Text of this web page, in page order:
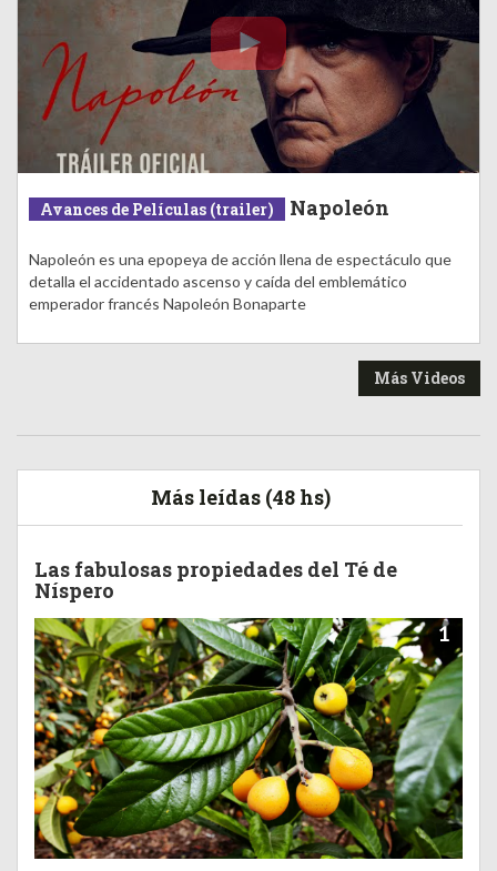
Avances de Películas (trailer) Napoleón
Napoleón es una epopeya de acción llena de espectáculo que
detalla el accidentado ascenso y caída del emblemático
emperador francés Napoleón Bonaparte
Más Videos
Más leídas (48 hs)
Las fabulosas propiedades del Té de
Níspero
1